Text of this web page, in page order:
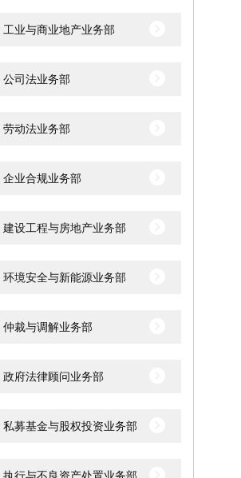
工业与商业地产业务部
公司法业务部
劳动法业务部
企业合规业务部
建设工程与房地产业务部
环境安全与新能源业务部
仲裁与调解业务部
政府法律顾问业务部
私募基金与股权投资业务部